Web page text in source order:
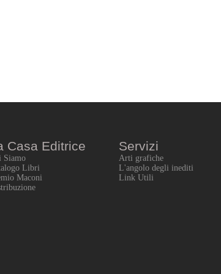
Casa Editrice
Siamo
Libri
Maconi
Servizi
Arti grafiche
L'angolo degli inediti
Link Utili